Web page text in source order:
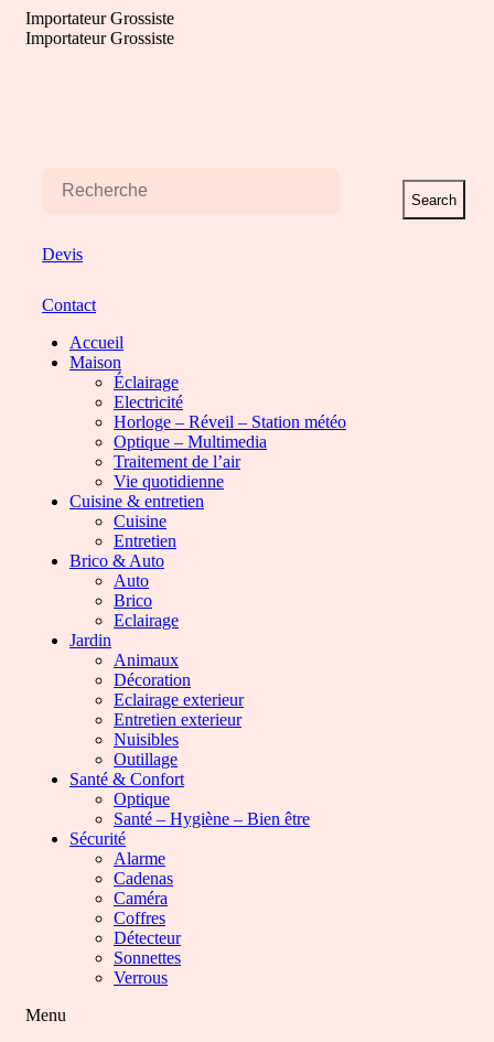
Aller
Importateur Grossiste
Importateur Grossiste
Search
Devis
Contact
Accueil
Maison
Éclairage
Electricité
Horloge – Réveil – Station météo
Optique – Multimedia
Traitement de l’air
Vie quotidienne
Cuisine & entretien
Cuisine
Entretien
Brico & Auto
Auto
Brico
Eclairage
Jardin
Animaux
Décoration
Eclairage exterieur
Entretien exterieur
Nuisibles
Outillage
Santé & Confort
Optique
Santé – Hygiène – Bien être
Sécurité
Alarme
Cadenas
Caméra
Coffres
Détecteur
Sonnettes
Verrous
Menu